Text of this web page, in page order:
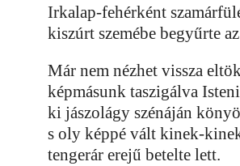
Irkalap-fehérként
kiszúrt szemébe begyűrte
Már nem nézhet vissza
képmásunk taszigálva
ki jászolágy szénáján
s oly képpé vált kinek-
tengerár erejű betelte lett.